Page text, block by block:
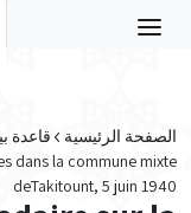
الصفحة الرئيسية قاعدة
dans la commune mixte
deTakitount, 5 juin 1940